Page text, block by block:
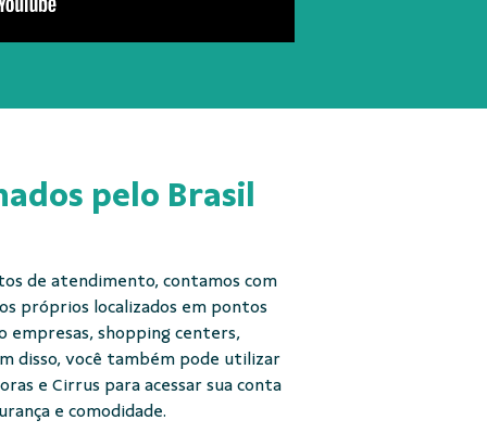
pelo Brasil
de atendimento, contamos com
próprios localizados em pontos
empresas, shopping centers,
disso, você também pode utilizar
e Cirrus para acessar sua conta
e comodidade.